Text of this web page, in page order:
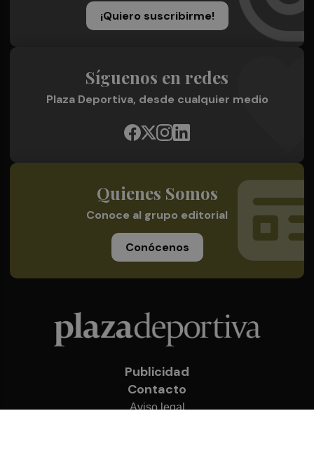
¡Quiero suscribirme!
Síguenos en redes
Plaza Deportiva, desde cualquier medio
Quienes Somos
Conoce al grupo editorial
Conócenos
Publicidad
Contacto
Aviso legal